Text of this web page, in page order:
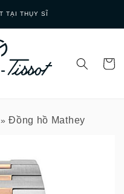
GIAO HÀNG NHANH
»Đồng hồ Mathey